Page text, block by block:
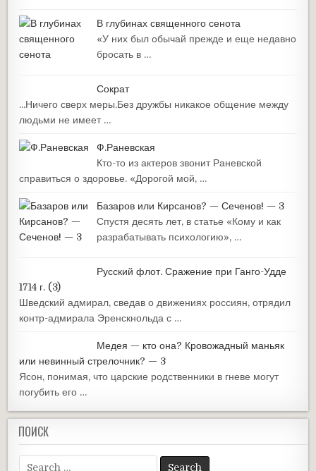
В глубинах священного сенота
«У них был обычай прежде и еще недавно
бросать в …
Сократ
...Ничего сверх меры.Без дружбы никакое общение между
людьми не имеет …
Ф.Раневская
Кто-то из актеров звонит Раневской
справиться о здоровье. «Дорогой мой, …
Базаров или Кирсанов? — Сеченов! — 3
Спустя десять лет, в статье «Кому и как
разрабатывать психологию», …
Русский флот. Сражение при Ганго-Удде
1714 г. (3)
Шведский адмирал, сведав о движениях россиян, отрядил
контр-адмирала Эренскнольда с …
Медея — кто она? Кровожадный маньяк
или невинный стрелочник? — 3
Ясон, понимая, что царские родственники в гневе могут
погубить его …
ПОИСК
Search